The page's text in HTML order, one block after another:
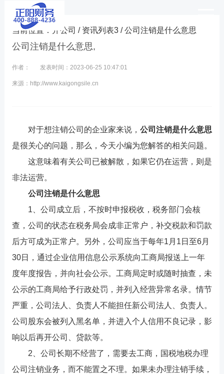
当前位置： 开公司 / 资讯列表3/ 公司注销是什么意思
公司注销是什么意思,
作者： 发表时间：2023-06-25 10:47:01
来源：http://www.kaigongsile.cn
对于想注销公司的企业家来说， 公司注销是什么意思
是很关心的问题，那么，今天小编为您解答的相关问题。
这意味着有关公司已被解散，如果它仍在运营，则是
非法运营。
公司注销是什么意思
1、公司成立后，不按时申报税收，税务部门会核
查，公司的状态在税务局会成非正常户，补交税款和罚款
后方可成为正常户。另外，公司应当于每年1月1日至6月
30日，通过企业信用信息公示系统向工商局报送上一年
度年度报告，并向社会公示。工商局定时或随时抽查，未
公示的工商局给予行政处罚，并列入经营异常名录。情节
严重，公司法人、负责人不能担任新公司法人、负责人。
公司股东会被列入黑名单，并进入个人信用不良记录，影
响以后再开公司、贷款等。
2、公司长期不经营了，需要去工商，国税地税办理
公司注销业务，而不能置之不理。如果未办理注销手续，